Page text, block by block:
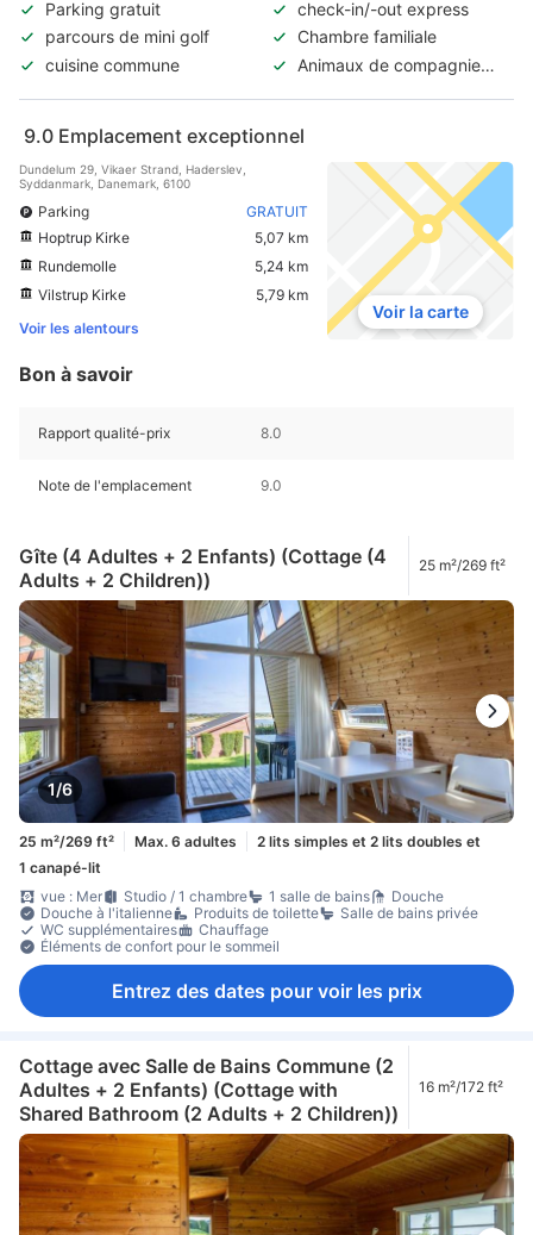
Parking gratuit
check-in/-out express
parcours de mini golf
Chambre familiale
cuisine commune
Animaux de compagnie
9.0 Emplacement exceptionnel
Dundelum 29, Vikaer Strand, Haderslev,
Syddanmark, Danemark, 6100
Parking
GRATUIT
Hoptrup Kirke
5,07 km
Rundemolle
5,24 km
Vilstrup Kirke
5,79 km
Voir les alentours
Voir la carte
Bon à savoir
Rapport qualité-prix 8.0
Note de l'emplacement 9.0
Gîte (4 Adultes + 2 Enfants) (Cottage (4
Adults + 2 Children))
25 m²/269 ft²
1/6
25 m²/269 ft² Max. 6 adultes
2 lits simples et 2 lits doubles et
1 canapé-lit
vue : Mer
Studio / 1 chambre 1 salle de bains
Douche
Douche à l'italienne
Produits de toilette
Salle de bains privée
WC supplémentaires
Chauffage
Éléments de confort pour le sommeil
Entrez des dates pour voir les prix
Cottage avec Salle de Bains Commune (2
Adultes + 2 Enfants) (Cottage with
Shared Bathroom (2 Adults + 2 Children))
16 m²/172 ft²